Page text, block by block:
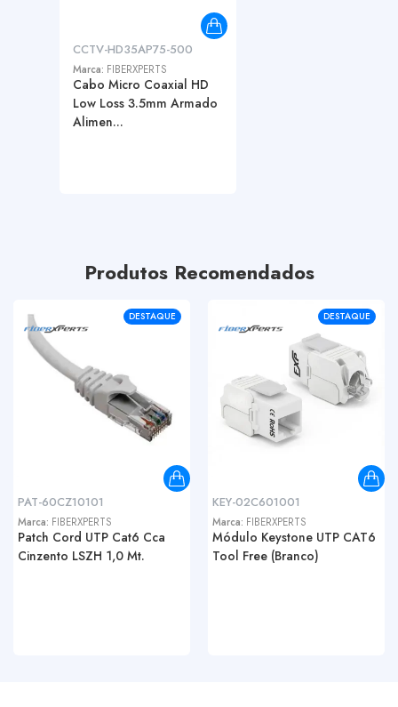
CCTV-HD35AP75-500
Marca: FIBERXPERTS
Cabo Micro Coaxial HD
Low Loss 3.5mm Armado
Alimen...
Produtos Recomendados
DESTAQUE
PAT-60CZ10101
Marca: FIBERXPERTS
Patch Cord UTP Cat6 Cca
Cinzento LSZH 1,0 Mt.
DESTAQUE
KEY-02C601001
Marca: FIBERXPERTS
Módulo Keystone UTP CAT6
Tool Free (Branco)